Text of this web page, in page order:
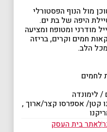
מול הנוף הפסטורלי
היפה של בת ים.
מודרני ומטופח ומציעה
חמים וקרים, בריזה
הלב.
קטן/ אספרסו קצר/ארוך ,
לאתר בית העסק